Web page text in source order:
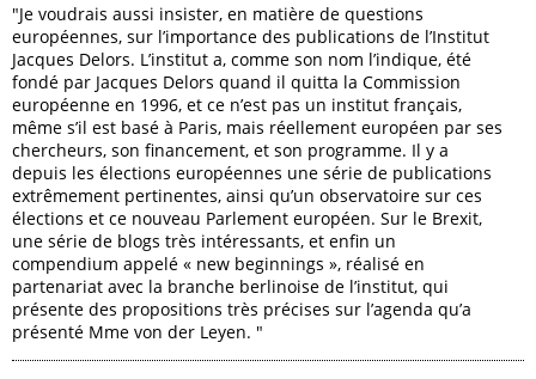
"Je voudrais aussi insister, en matière de questions
européennes, sur l’importance des publications de l’Institut
Jacques Delors. L’institut a, comme son nom l’indique, été
fondé par Jacques Delors quand il quitta la Commission
européenne en 1996, et ce n’est pas un institut français,
même s’il est basé à Paris, mais réellement européen par ses
chercheurs, son financement, et son programme. Il y a
depuis les élections européennes une série de publications
extrêmement pertinentes, ainsi qu’un observatoire sur ces
élections et ce nouveau Parlement européen. Sur le Brexit,
une série de blogs très intéressants, et enfin un
compendium appelé « new beginnings », réalisé en
partenariat avec la branche berlinoise de l’institut, qui
présente des propositions très précises sur l’agenda qu’a
présenté Mme von der Leyen. "